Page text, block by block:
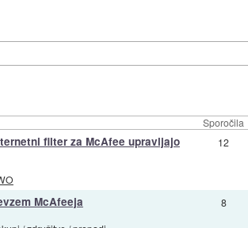
Sporočila
filter za McAfee upravljajo 12
McAfeeja 8